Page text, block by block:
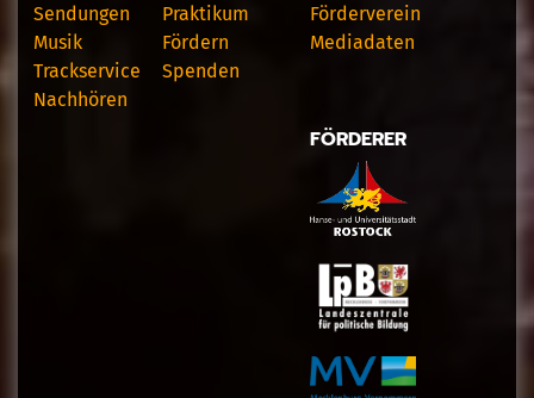
Sendungen
Musik
Trackservice
Nachhören
Praktikum
Fördern
Spenden
Förderverein
Mediadaten
FÖRDERER